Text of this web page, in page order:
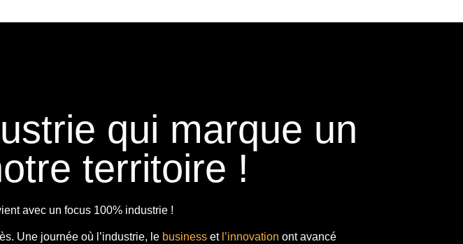
qui marque un
territoire !
avec un focus 100% industrie !
Une journée où l’industrie, le businesset l’innovation ont avancé